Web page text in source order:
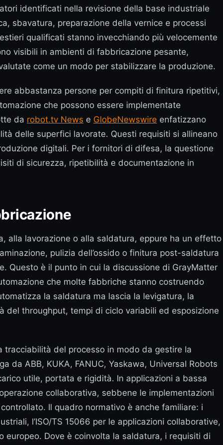
identificati nella revisione della base industriale
sbavatura, preparazione della vernice e processi
qualificati stanno invecchiando più velocemente
visibili in ambienti di fabbricazione pesante,
come un modo per stabilizzare la produzione.
abbastanza persone per compiti di finitura ripetitivi,
che possono essere implementate
da robot.tv News e GlobeNewswire enfatizzano
delle superfici lavorate. Questi requisiti si allineano
digitali. Per i fornitori di difesa, la questione
di sicurezza, ripetibilità e documentazione in
alla lavorazione o alla saldatura, eppure ha un effetto
pulizia dell’ossido o finitura post-saldatura
Questo è il punto in cui la discussione di GrayMatter
che molte fabbriche stanno costruendo
la saldatura ma lascia la levigatura, la
del throughput, tempi di ciclo variabili ed esposizione
del processo in modo da gestire la
da ABB, KUKA, FANUC, Yaskawa, Universal Robots
utile, portata e rigidità. In applicazioni a bassa
collaborativa, sebbene le implementazioni
Il quadro normativo è anche familiare: i
l’ISO/TS 15066 per le applicazioni collaborative,
europeo. Dove è coinvolta la saldatura, i requisiti di